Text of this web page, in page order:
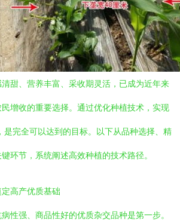
甜、营养丰富、采收期灵活，已成为近年来
增收的重要选择。通过优化种植技术，实现
是完全可以达到的目标。以下从品种选择、精
环节，系统阐述高效种植的技术路径。
高产优质基础
性强、商品性好的优质杂交品种是第一步。